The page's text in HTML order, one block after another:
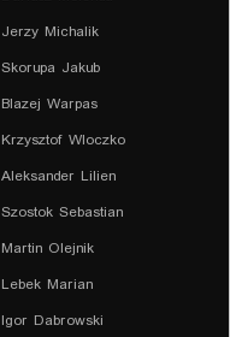
Jerzy Michalik
Skorupa Jakub
Blazej Warpas
Krzysztof Wloczko
Aleksander Lilien
Szostok Sebastian
Martin Olejnik
Lebek Marian
Igor Dabrowski